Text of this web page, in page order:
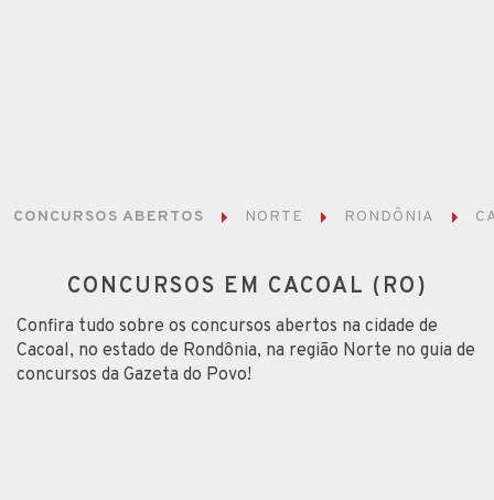
CONCURSOS ABERTOS NORTE RONDÔNIA
CONCURSOS EM CACOAL (RO)
Confira tudo sobre os concursos abertos na cidade de
Cacoal, no estado de Rondônia, na região Norte no guia de
concursos da Gazeta do Povo!